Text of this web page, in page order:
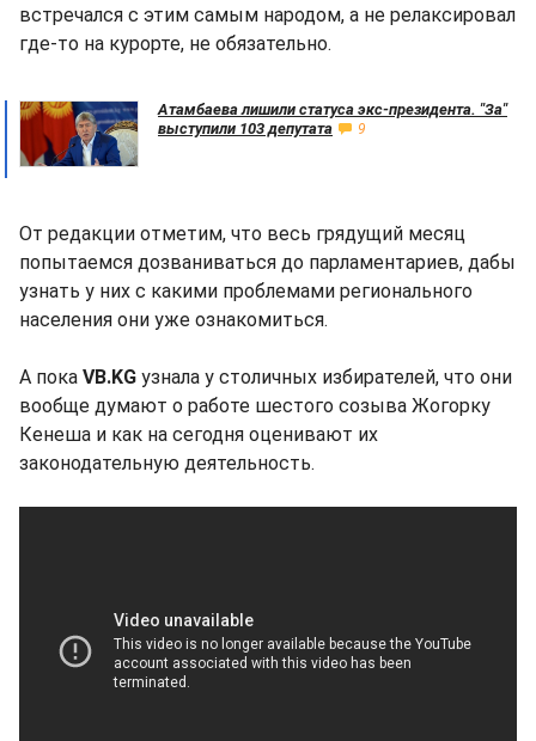
встречался с этим самым народом, а не релаксировал
где-то на курорте, не обязательно.
Атамбаева лишили статуса экс-президента. "За"
выступили 103 депутата
9
От редакции отметим, что весь грядущий месяц
попытаемся дозваниваться до парламентариев, дабы
узнать у них с какими проблемами регионального
населения они уже ознакомиться.
А пока VB.KG узнала у столичных избирателей, что они
вообще думают о работе шестого созыва Жогорку
Кенеша и как на сегодня оценивают их
законодательную деятельность.